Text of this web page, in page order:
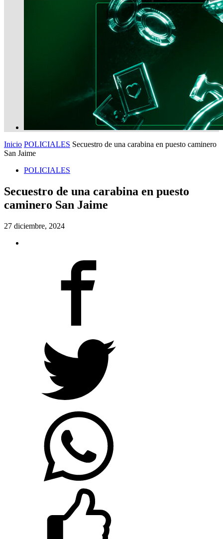
Inicio POLICIALES Secuestro de una carabina en puesto caminero
San Jaime
POLICIALES
Secuestro de una carabina en puesto
caminero San Jaime
27 diciembre, 2024